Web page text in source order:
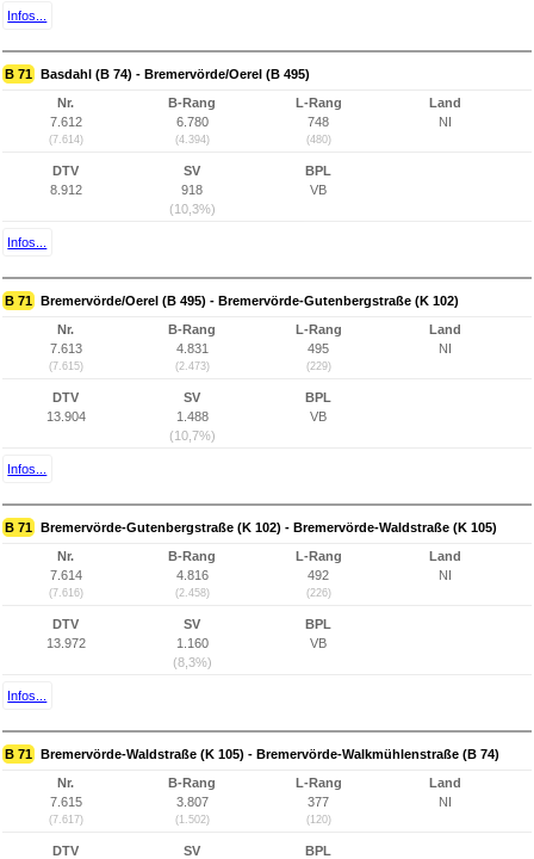
Infos...
B 71 Basdahl (B 74) - Bremervörde/Oerel (B 495)
Nr.
7.612
(7.614)
B-Rang
6.780
(4.394)
L-Rang
748
(480)
Land
NI
DTV
8.912
SV
918
(10,3%)
BPL
VB
Infos...
B 71 Bremervörde/Oerel (B 495) - Bremervörde-Gutenbergstraße (K 102)
Nr.
7.613
(7.615)
B-Rang
4.831
(2.473)
L-Rang
495
(229)
Land
NI
DTV
13.904
SV
1.488
(10,7%)
BPL
VB
Infos...
B 71 Bremervörde-Gutenbergstraße (K 102) - Bremervörde-Waldstraße (K 105)
Nr.
7.614
(7.616)
B-Rang
4.816
(2.458)
L-Rang
492
(226)
Land
NI
DTV
13.972
SV
1.160
(8,3%)
BPL
VB
Infos...
B 71 Bremervörde-Waldstraße (K 105) - Bremervörde-Walkmühlenstraße (B 74)
Nr.
7.615
(7.617)
B-Rang
3.807
(1.502)
L-Rang
377
(120)
Land
NI
DTV
SV
BPL